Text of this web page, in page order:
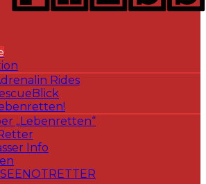
Rides
„Lebenretten“
Info